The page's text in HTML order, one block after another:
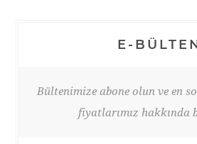
E-
Bültenimize abone olun ve en
fiyatlarımız hakkında